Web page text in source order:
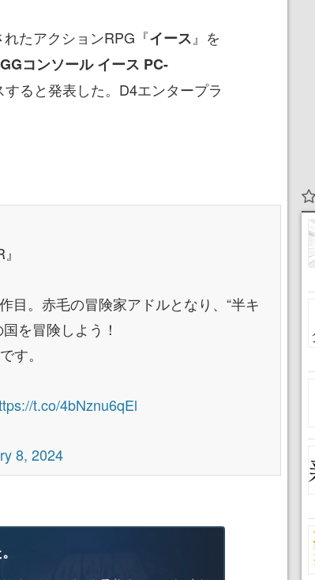
たアクションRPG『イース 』を
コンソール イース PC-
ると発表した。D4エンタープラ
目。赤毛の冒険家アドルとなり、“半キ
を冒険しよう！
す。
t.co/4bNznu6qEl
8, 2024